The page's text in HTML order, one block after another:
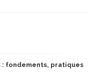
: fondements, pratiques